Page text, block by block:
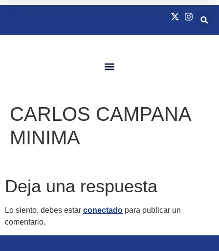
CARLOS CAMPANA
MINIMA
Deja una respuesta
Lo siento, debes estar conectado para publicar un
comentario.